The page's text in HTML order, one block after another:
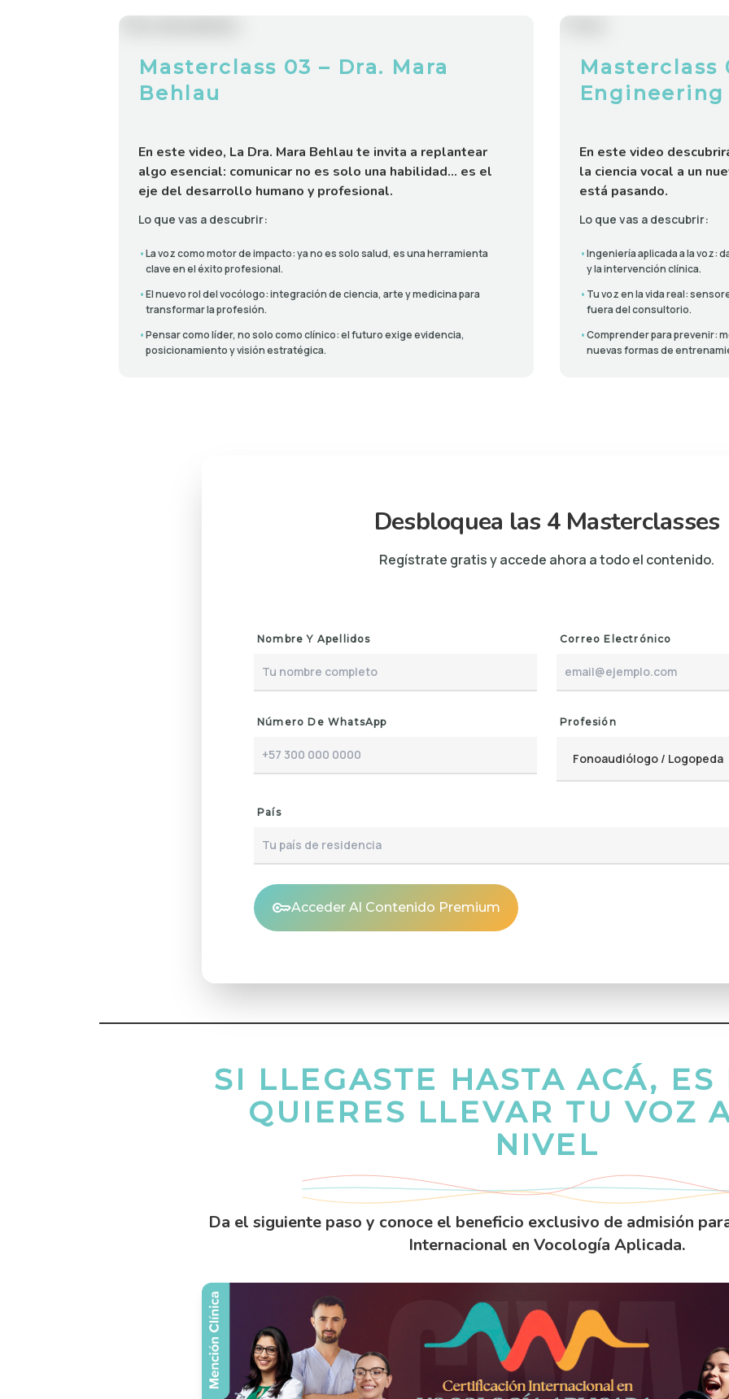
lock
Masterclass 03 – Dra. Mara
Behlau
En este video, La Dra. Mara Behlau te invita a replantear
algo esencial: comunicar no es solo una habilidad… es el
eje del desarrollo humano y profesional.
Lo que vas a descubrir:
•La voz como motor de impacto: ya no es solo salud, es una herramienta
clave en el éxito profesional.
•El nuevo rol del vocólogo: integración de ciencia, arte y medicina para
transformar la profesión.
•Pensar como líder, no solo como clínico: el futuro exige evidencia,
posicionamiento y visión estratégica.
Masterclass
Engineering
En este video
la ciencia vocal a un
está pasando.
Lo que vas a descubrir:
•Ingeniería aplicada a la voz:
y la intervención clínica.
• Tu voz en la vida real:
fuera del consultorio.
•Comprender para prevenir:
nuevas formas de
Desbloquea las 4 Masterclasses
Regístrate gratis y accede ahora a todo el contenido.
Nombre Y Apellidos Correo Electrónico
Número De WhatsApp Profesión
País
keyAcceder Al Contenido Premium
SI LLEGASTE HASTA ACÁ, ES
QUIERES LLEVAR TU VOZ
NIVEL
Da el siguiente paso y conoce el beneficio exclusivo de admisión
Internacional en Vocología Aplicada.